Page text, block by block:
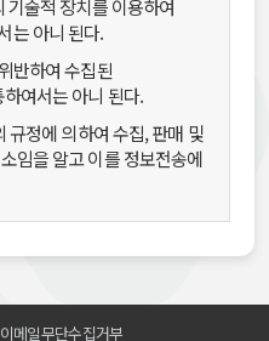
술적 장치를 이용하여
는 아니 된다.
반하여 수집된
여서는 아니 된다.
규정에 의하여 수집, 판매 및
임을 알고 이를 정보전송에
이메일무단수집거부